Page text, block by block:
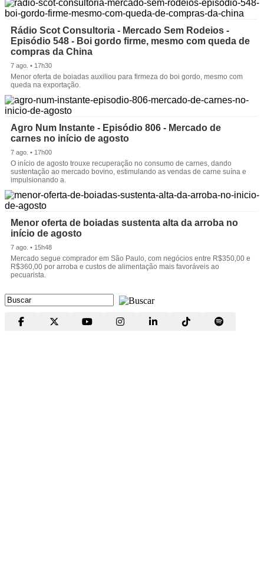
Rádio Scot Consultoria - Mercado Sem Rodeios -
Episódio 548 - Boi gordo firme, mesmo com queda de
compras da China
7 ago. • 17h30
Menor oferta de boiadas auxiliou para firmeza do boi gordo, mesmo com
queda na exportação.
Agro Num Instante - Episódio 806 - Mercado de
carnes no início de agosto
7 ago. • 17h00
O início de agosto trouxe recuperação no consumo de carnes, dando
sustentação ao mercado bovino, estimulando as vendas de carne suína e
impulsionando a.
Menor oferta de boiadas sustenta alta da arroba no
início de agosto
7 ago. • 15h48
Mercado segue comprador em São Paulo, com negócios entre R$350,00 e
R$360,00 por arroba e custos de alimentação mais favoráveis ao
pecuarista.